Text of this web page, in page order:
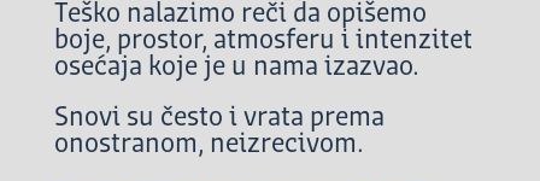
Teško nalazimo reči da opišemo
boje, prostor, atmosferu i intenzitet
osećaja koje je u nama izazvao.
Snovi su često i vrata prema
onostranom, neizrecivom.